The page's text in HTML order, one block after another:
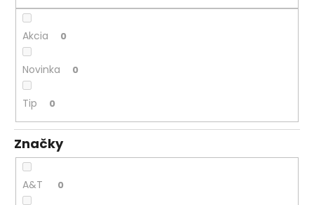
Akcia 0
Novinka 0
Tip 0
Značky
A&T 0